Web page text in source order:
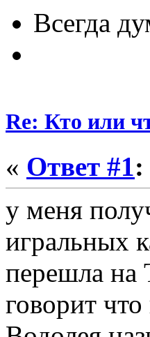
Всегда
Re: Кто или
« Ответ #1 :
у меня
игральных
перешла на
говорит